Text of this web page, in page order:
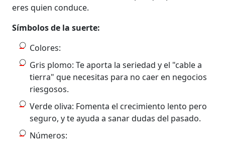
eres quien conduce.
Símbolos de la suerte:
Colores:
Gris plomo: Te aporta la seriedad y el "cable a
tierra" que necesitas para no caer en negocios
riesgosos.
Verde oliva: Fomenta el crecimiento lento pero
seguro, y te ayuda a sanar dudas del pasado.
Números: